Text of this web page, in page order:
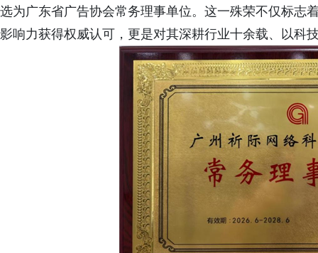
选为广东省广告协会常务理事单位。这一殊荣不仅标志
影响力获得权威认可，更是对其深耕行业十余载、以科